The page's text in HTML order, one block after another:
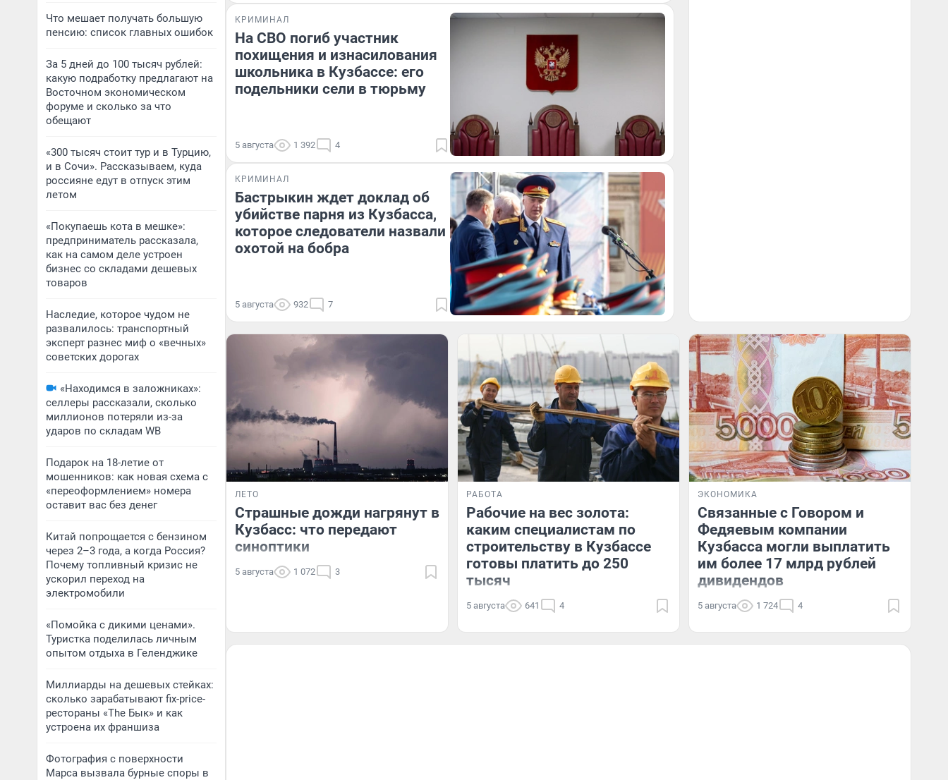
Что мешает получать большую
пенсию: список главных ошибок
За 5 дней до 100 тысяч рублей:
какую подработку предлагают на
Восточном экономическом
форуме и сколько за что
обещают
«300 тысяч стоит тур и в Турцию,
и в Сочи». Рассказываем, куда
россияне едут в отпуск этим
летом
«Покупаешь кота в мешке»:
предприниматель рассказала,
как на самом деле устроен
бизнес со складами дешевых
товаров
Наследие, которое чудом не
развалилось: транспортный
эксперт разнес миф о «вечных»
советских дорогах
«Находимся в заложниках»:
селлеры рассказали, сколько
миллионов потеряли из-за
ударов по складам WB
Подарок на 18-летие от
мошенников: как новая схема с
«переоформлением» номера
оставит вас без денег
Китай попрощается с бензином
через 2–3 года, а когда Россия?
Почему топливный кризис не
ускорил переход на
электромобили
«Помойка с дикими ценами».
Туристка поделилась личным
опытом отдыха в Геленджике
Миллиарды на дешевых стейках:
сколько зарабатывают fix-price-
рестораны «The Бык» и как
устроена их франшиза
Фотография с поверхности
Марса вызвала бурные споры в
КРИМИНАЛ
На СВО погиб участник
похищения и изнасилования
школьника в Кузбассе: его
подельники сели в тюрьму
5 августа 1 392 4
КРИМИНАЛ
Бастрыкин ждет доклад об
убийстве парня из Кузбасса,
которое следователи назвали
охотой на бобра
5 августа 932 7
ЛЕТО
Страшные дожди нагрянут в
Кузбасс: что передают
синоптики
5 августа 1 072 3
РАБОТА
Рабочие на вес золота:
каким специалистам по
строительству в Кузбассе
готовы платить до 250
тысяч
5 августа 641 4
ЭКОНОМИКА
Связанные с Говором и
Федяевым компании
Кузбасса могли выплатить
им более 17 млрд рублей
дивидендов
5 августа 1 724 4